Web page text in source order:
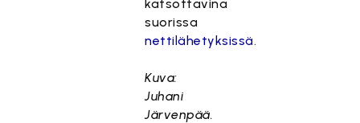
katsottavina
suorissa
nettilähetyksissä.
Kuva:
Juhani
Järvenpää.